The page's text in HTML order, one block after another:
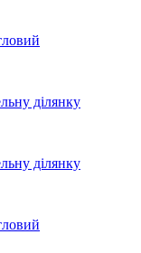
ділянку
ділянку